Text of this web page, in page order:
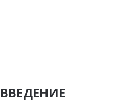
ВВЕДЕНИЕ